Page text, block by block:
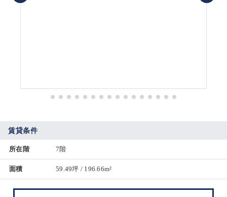
賃貸条件
所在階 7階
面積 59.49坪 / 196.66m²